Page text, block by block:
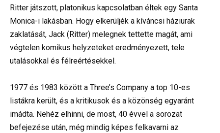
Ritter játszott, platonikus kapcsolatban éltek egy Santa
Monica-i lakásban. Hogy elkerüljék a kíváncsi háziurak
zaklatását, Jack (Ritter) melegnek tettette magát, ami
végtelen komikus helyzeteket eredményezett, tele
utalásokkal és félreértésekkel.
1977 és 1983 között a Three’s Company a top 10-es
listákra került, és a kritikusok és a közönség egyaránt
imádta. Nehéz elhinni, de most, 40 évvel a sorozat
befejezése után, még mindig képes felkavarni az